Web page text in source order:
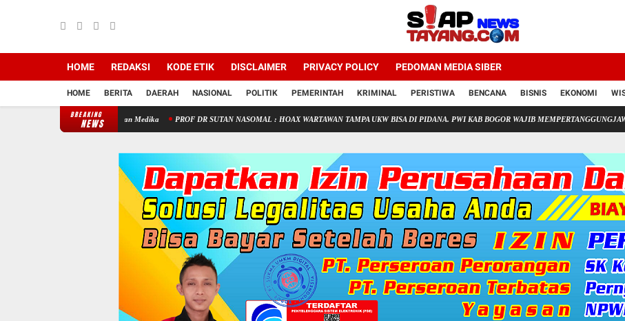
HOME REDAKSI KODE ETIK DISCLAIMER PRIVACY POLICY PEDOMAN MEDIA SIBER
HOME BERITA DAERAH NASIONAL POLITIK PEMERINTAH KRIMINAL PERISTIWA BENCANA BISNIS EKONOMI
BREAKING
NEWS
sama dengan M Fadhlan Medika PROF DR SUTAN NASOMAL : HOAX WARTAWAN TAMPA UKW BISA DI PIDANA. PWI KAB BOGOR WAJIB MEMPERTANGGUNGJAWABKAN